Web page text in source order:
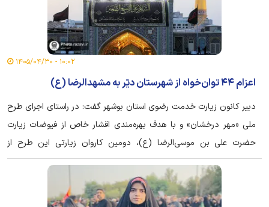
۱۰:۰۲ - ۱۴۰۵/۰۴/۳۰
اعزام ۴۴ توان‌خواه از شهرستان دیّر به مشهدالرضا (ع)
دبیر کانون زیارت خدمت رضوی استان بوشهر گفت: در راستای اجرای طرح
ملی «مهر درخشان» و با هدف بهره‌مندی اقشار خاص از فیوضات زیارت
حضرت علی بن موسی‌الرضا (ع)، دومین کاروان زیارتی این طرح از
شهرستان دیّر عازم مشهد مقدس شد.